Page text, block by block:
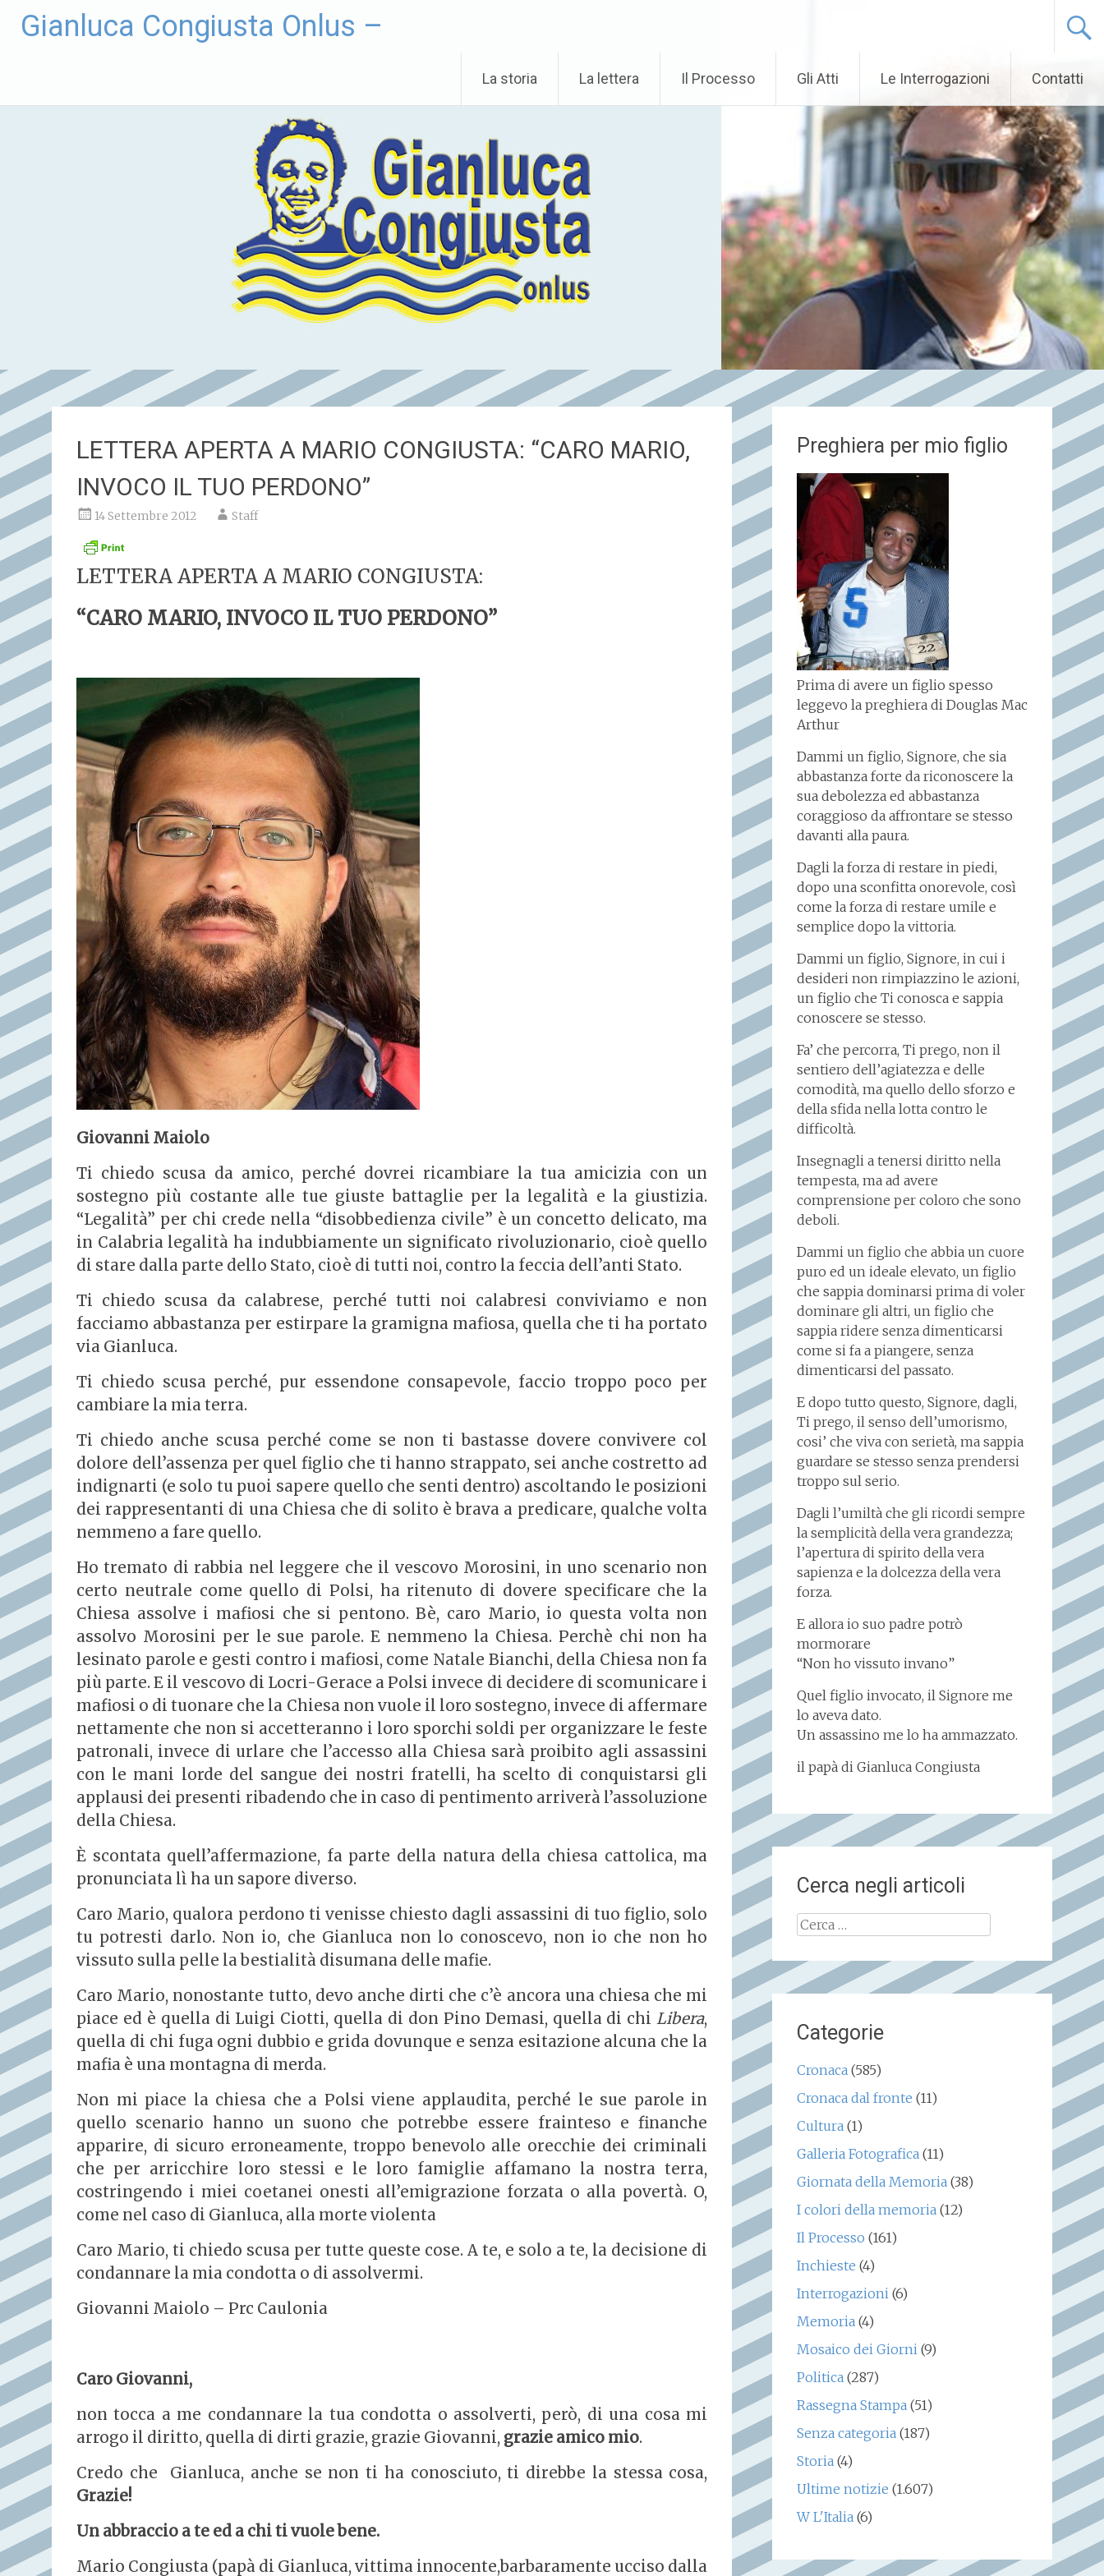
Gianluca Congiusta Onlus –
La storia La lettera Il Processo Gli Atti Le Interrogazioni Contatti
LETTERA APERTA A MARIO CONGIUSTA: “CARO MARIO,
INVOCO IL TUO PERDONO”
14 Settembre 2012 Staff
LETTERA APERTA A MARIO CONGIUSTA:
“CARO MARIO, INVOCO IL TUO PERDONO”
Giovanni Maiolo
Ti chiedo scusa da amico, perché dovrei ricambiare la tua amicizia con un
sostegno più costante alle tue giuste battaglie per la legalità e la giustizia.
“Legalità” per chi crede nella “disobbedienza civile” è un concetto delicato, ma
in Calabria legalità ha indubbiamente un significato rivoluzionario, cioè quello
di stare dalla parte dello Stato, cioè di tutti noi, contro la feccia dell’anti Stato.
Ti chiedo scusa da calabrese, perché tutti noi calabresi conviviamo e non
facciamo abbastanza per estirpare la gramigna mafiosa, quella che ti ha portato
via Gianluca.
Ti chiedo scusa perché, pur essendone consapevole, faccio troppo poco per
cambiare la mia terra.
Ti chiedo anche scusa perché come se non ti bastasse dovere convivere col
dolore dell’assenza per quel figlio che ti hanno strappato, sei anche costretto ad
indignarti (e solo tu puoi sapere quello che senti dentro) ascoltando le posizioni
dei rappresentanti di una Chiesa che di solito è brava a predicare, qualche volta
nemmeno a fare quello.
Ho tremato di rabbia nel leggere che il vescovo Morosini, in uno scenario non
certo neutrale come quello di Polsi, ha ritenuto di dovere specificare che la
Chiesa assolve i mafiosi che si pentono. Bè, caro Mario, io questa volta non
assolvo Morosini per le sue parole. E nemmeno la Chiesa. Perchè chi non ha
lesinato parole e gesti contro i mafiosi, come Natale Bianchi, della Chiesa non fa
più parte. E il vescovo di Locri-Gerace a Polsi invece di decidere di scomunicare i
mafiosi o di tuonare che la Chiesa non vuole il loro sostegno, invece di affermare
nettamente che non si accetteranno i loro sporchi soldi per organizzare le feste
patronali, invece di urlare che l’accesso alla Chiesa sarà proibito agli assassini
con le mani lorde del sangue dei nostri fratelli, ha scelto di conquistarsi gli
applausi dei presenti ribadendo che in caso di pentimento arriverà l’assoluzione
della Chiesa.
È scontata quell’affermazione, fa parte della natura della chiesa cattolica, ma
pronunciata lì ha un sapore diverso.
Caro Mario, qualora perdono ti venisse chiesto dagli assassini di tuo figlio, solo
tu potresti darlo. Non io, che Gianluca non lo conoscevo, non io che non ho
vissuto sulla pelle la bestialità disumana delle mafie.
Caro Mario, nonostante tutto, devo anche dirti che c’è ancora una chiesa che mi
piace ed è quella di Luigi Ciotti, quella di don Pino Demasi, quella di chiLibera,
quella di chi fuga ogni dubbio e grida dovunque e senza esitazione alcuna che la
mafia è una montagna di merda.
Non mi piace la chiesa che a Polsi viene applaudita, perché le sue parole in
quello scenario hanno un suono che potrebbe essere frainteso e finanche
apparire, di sicuro erroneamente, troppo benevolo alle orecchie dei criminali
che per arricchire loro stessi e le loro famiglie affamano la nostra terra,
costringendo i miei coetanei onesti all’emigrazione forzata o alla povertà. O,
come nel caso di Gianluca, alla morte violenta
Caro Mario, ti chiedo scusa per tutte queste cose. A te, e solo a te, la decisione di
condannare la mia condotta o di assolvermi.
Giovanni Maiolo – Prc Caulonia
Caro Giovanni,
non tocca a me condannare la tua condotta o assolverti, però, di una cosa mi
arrogo il diritto, quella di dirti grazie, grazie Giovanni, grazie amico mio.
Credo che Gianluca, anche se non ti ha conosciuto, ti direbbe la stessa cosa,
Grazie!
Un abbraccio a te ed a chi ti vuole bene.
Mario Congiusta (papà di Gianluca, vittima innocente,barbaramente ucciso dalla
Preghiera per mio figlio
Prima di avere un figlio spesso
leggevo la preghiera di Douglas Mac
Arthur
Dammi un figlio, Signore, che sia
abbastanza forte da riconoscere la
sua debolezza ed abbastanza
coraggioso da affrontare se stesso
davanti alla paura.
Dagli la forza di restare in piedi,
dopo una sconfitta onorevole, così
come la forza di restare umile e
semplice dopo la vittoria.
Dammi un figlio, Signore, in cui i
desideri non rimpiazzino le azioni,
un figlio che Ti conosca e sappia
conoscere se stesso.
Fa’ che percorra, Ti prego, non il
sentiero dell’agiatezza e delle
comodità, ma quello dello sforzo e
della sfida nella lotta contro le
difficoltà.
Insegnagli a tenersi diritto nella
tempesta, ma ad avere
comprensione per coloro che sono
deboli.
Dammi un figlio che abbia un cuore
puro ed un ideale elevato, un figlio
che sappia dominarsi prima di voler
dominare gli altri, un figlio che
sappia ridere senza dimenticarsi
come si fa a piangere, senza
dimenticarsi del passato.
E dopo tutto questo, Signore, dagli,
Ti prego, il senso dell’umorismo,
cosi’ che viva con serietà, ma sappia
guardare se stesso senza prendersi
troppo sul serio.
Dagli l’umiltà che gli ricordi sempre
la semplicità della vera grandezza;
l’apertura di spirito della vera
sapienza e la dolcezza della vera
forza.
E allora io suo padre potrò
mormorare
“Non ho vissuto invano”
Quel figlio invocato, il Signore me
lo aveva dato.
Un assassino me lo ha ammazzato.
il papà di Gianluca Congiusta
Cerca negli articoli
Ricerca
Categorie
Cronaca(585)
Cronaca dal fronte (11)
Cultura(1)
Galleria Fotografica(11)
Giornata della Memoria(38)
I colori della memoria(12)
Il Processo (161)
Inchieste (4)
Interrogazioni(6)
Memoria(4)
Mosaico dei Giorni(9)
Politica(287)
Rassegna Stampa(51)
Senza categoria(187)
Storia(4)
Ultime notizie (1.607)
W L'Italia(6)